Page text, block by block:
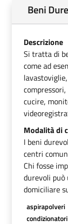
Beni
Descrizione
Si tratta di
come ad
cucire,
Modalità di
I beni
centri
Chi fosse
durevoli
domiciliare
aspirapolveri